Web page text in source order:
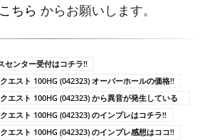
こちら からお願いします。
センター受付はコチラ!!
エスト 100HG (042323) オーバーホールの価格!!
エスト 100HG (042323) から異音が発生している
エスト 100HG (042323) のインプレはコチラ!!
エスト 100HG (042323) のインプレ感想はココ!!